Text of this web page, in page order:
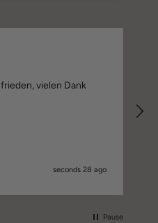
vielen Dank
seconds 28 ago
Pause